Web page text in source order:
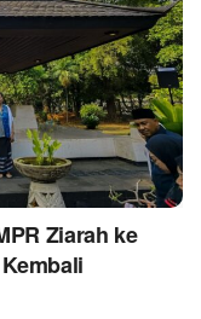
Ziarah ke